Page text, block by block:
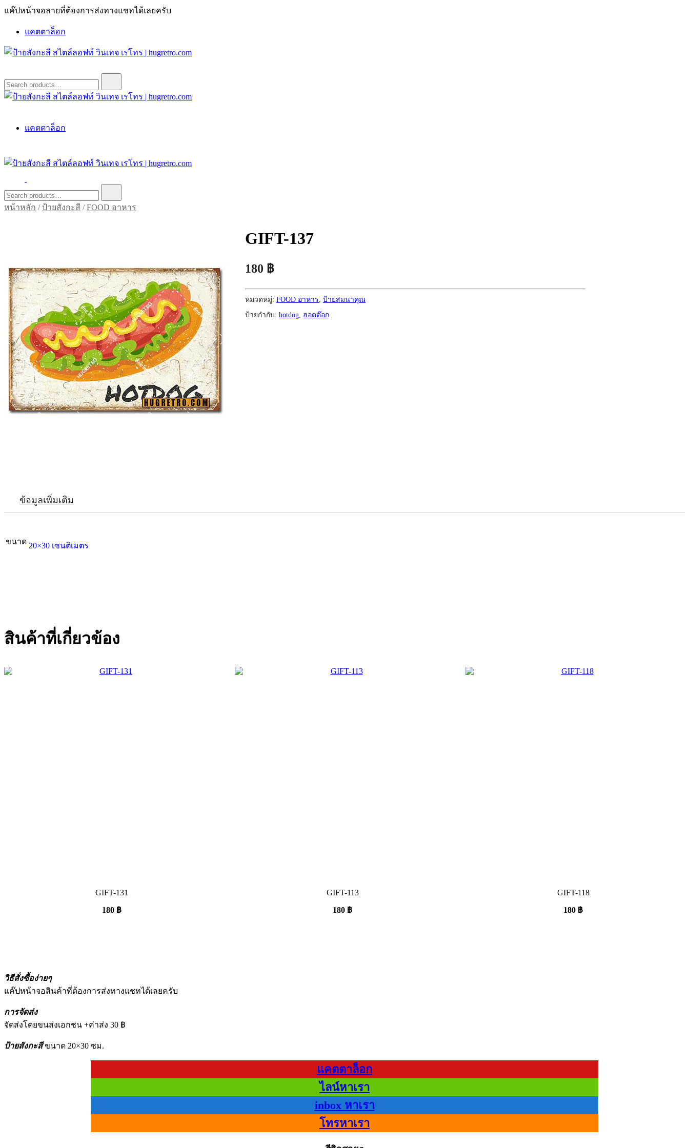
Skip
แค๊ปหน้าจอลายที่ต้องการส่งทางแชทได้เลยครับ
แคตตาล็อก
ป้ายสังกะสี สไตล์ลอฟท์ วินเทจ เรโทร | hugretro.com
ป้ายวินเทจ แต่งบ้าน ร้านกาแฟ ผับ โรงแรม ป้ายโค้ก เป็ปซี่เวสป้าฮาร์เล่ย์โฆษณาเก่าโบราณ มีราคาแบบสวยๆเพียบหรือสั่งทำโทร O8664277II
for:
แคตตาล็อก
ป้ายสังกะสี สไตล์ลอฟท์ วินเทจ เรโทร | hugretro.com
ป้ายวินเทจ แต่งบ้าน ร้านกาแฟ ผับ โรงแรม ป้ายโค้ก เป็ปซี่เวสป้าฮาร์เล่ย์โฆษณาเก่าโบราณ มีราคาแบบสวยๆเพียบหรือสั่งทำโทร O8664277II
for:
หน้าหลัก / ป้ายสังกะสี /FOOD อาหาร
GIFT-137
180 ฿
หมวดหมู่: FOOD อาหาร, ป้ายสมนาคุณ
ป้ายกำกับ: hotdog, ฮอตด๊อก
ข้อมูลเพิ่มเติม
ขนาด 20×30 เซนติเมตร
สินค้าที่เกี่ยวข้อง
GIFT-131
180 ฿
GIFT-113
180 ฿
GIFT-118
180 ฿
วิธีสั่งซื้อง่ายๆ
แค๊ปหน้าจอสินค้าที่ต้องการส่งทางแชทได้เลยครับ
การจัดส่ง
จัดส่งโดยขนส่งเอกชน +ค่าส่ง 30 ฿
ป้ายสังกะสีขนาด 20×30 ซม.
แคตตาล็อก
ไลน์หาเรา
inbox หาเรา
โทรหาเรา